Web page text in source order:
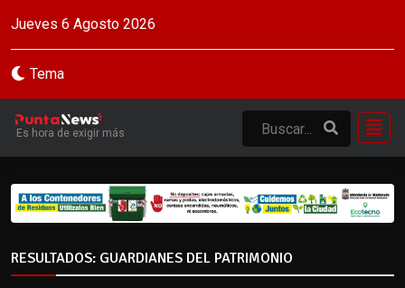
Jueves 6 Agosto 2026
Tema
Es hora de exigir más
RESULTADOS: GUARDIANES DEL PATRIMONIO